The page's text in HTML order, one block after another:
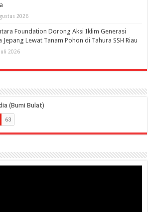
2026
Foundation Dorong Aksi Iklim Generasi
Jepang Lewat Tanam Pohon di Tahura SSH Riau
2026